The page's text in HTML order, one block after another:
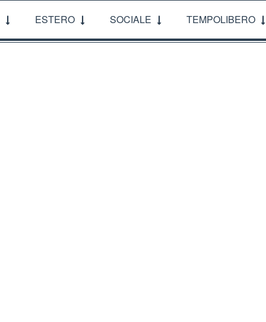
ESTERO SOCIALE TEMPOLIBERO